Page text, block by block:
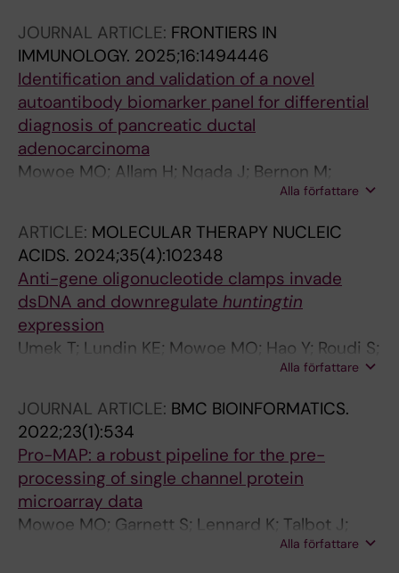
JOURNAL ARTICLE: FRONTIERS IN
IMMUNOLOGY. 2025;16:1494446
Identification and validation of a novel
autoantibody biomarker panel for differential
diagnosis of pancreatic ductal
adenocarcinoma
Mowoe MO; Allam H; Nqada J; Bernon M;
Gandhi K; Burmeister S; Kotze U; Kahn M;
P; Townsend P; Jonas E; Blackburn JM
Alla författare
ARTICLE: MOLECULAR THERAPY NUCLEIC
ACIDS. 2024;35(4):102348
Anti-gene oligonucleotide clamps invade
dsDNA and downregulate huntingtin
expression
Umek T; Lundin KE; Mowoe MO; Hao Y; Roudi S;
Zura L; Jorgensen PT; Lou C; Hagey DW;
Alla författare
JOURNAL ARTICLE: BMC BIOINFORMATICS.
2022;23(1):534
Pro-MAP: a robust pipeline for the pre-
processing of single channel protein
microarray data
Mowoe MO; Garnett S; Lennard K; Talbot J;
Townsend P; Jonas E; Blackburn JMAlla författare